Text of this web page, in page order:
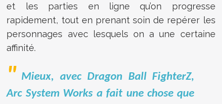
et les parties en ligne qu’on progresse
rapidement, tout en prenant soin de repérer les
personnages avec lesquels on a une certaine
affinité.
Mieux, avec Dragon Ball FighterZ,
Arc System Works a fait une chose que